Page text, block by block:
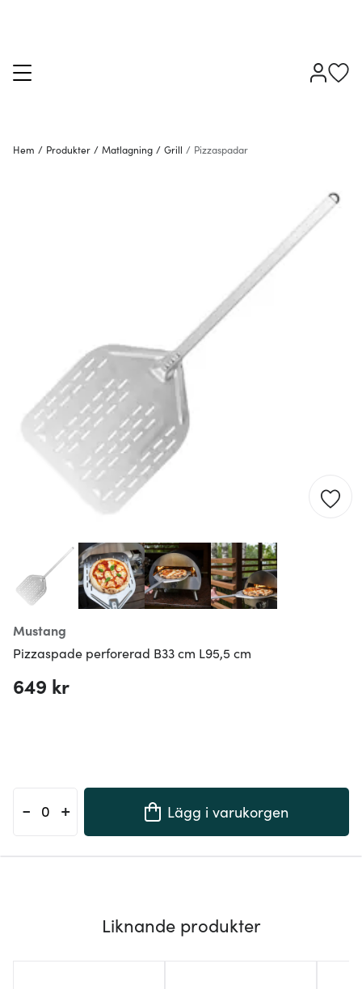
Hem / Produkter / Matlagning / Grill / Pizzaspadar
Mustang
Pizzaspade perforerad B33 cm L95,5 cm
649 kr
- + Lägg i varukorgen
Liknande produkter